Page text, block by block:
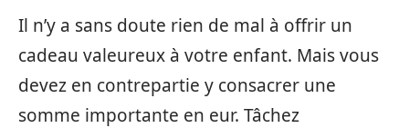
Il n’y a sans doute rien de mal à offrir un
cadeau valeureux à votre enfant. Mais vous
devez en contrepartie y consacrer une
somme importante en eur. Tâchez